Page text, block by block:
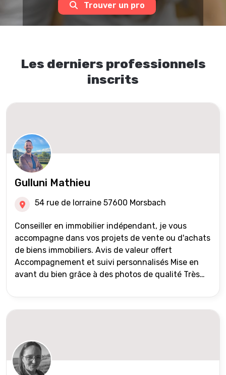
Trouver un pro
Les derniers professionnels
inscrits
Gulluni Mathieu
54 rue de lorraine 57600 Morsbach
Conseiller en immobilier indépendant, je vous
accompagne dans vos projets de vente ou d'achats
de biens immobiliers. Avis de valeur offert
Accompagnement et suivi personnalisés Mise en
avant du bien grâce à des photos de qualité Très
international) Validation du financement des
acquéreurs auprès de partenaires financiers
réseau Iad France et Iad Deutschland Inter agence